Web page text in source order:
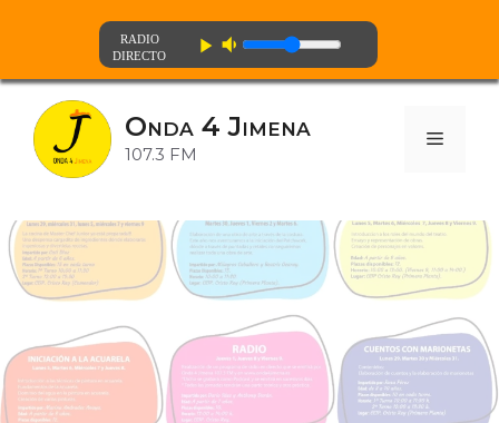
Saltar
contenido
play_arrow volume_down
Onda 4 Jimena
107.3 FM
Menú